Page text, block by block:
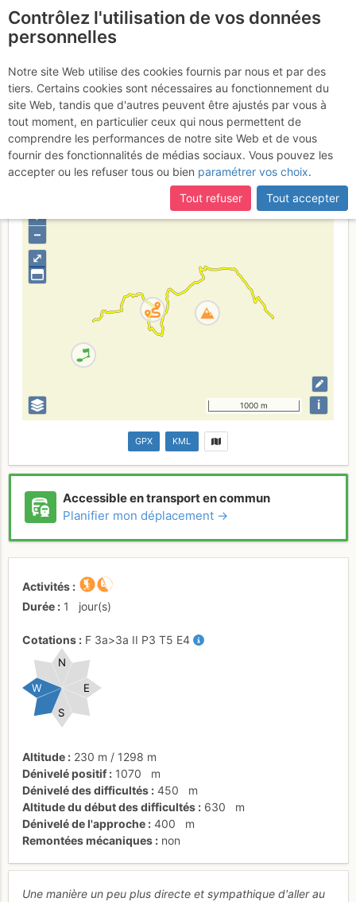
Néron : Face W par
le Grand Saut et l'Arête des
Écureuils
Chartreuse
⤢
+
–
1000 m i
GPX KML
Accessible en transport en commun
Planifier mon déplacement →
Activités
Durée
1 jour(s)
Cotations F 3a>3a II P3 T5 E4
E
W
S
N
Altitude 230 m / 1298 m
Dénivelé positif
1070
m
Dénivelé des difficultés
450
m
Altitude du début des difficultés
630
m
Dénivelé de l'approche
400
m
Remontées mécaniques
non
Une manière un peu plus directe et sympathique d'aller au
Contrôlez l'utilisation de vos données
personnelles
Notre site Web utilise des cookies fournis par nous et par des
tiers. Certains cookies sont nécessaires au fonctionnement du
site Web, tandis que d'autres peuvent être ajustés par vous à
tout moment, en particulier ceux qui nous permettent de
comprendre les performances de notre site Web et de vous
fournir des fonctionnalités de médias sociaux. Vous pouvez les
accepter ou les refuser tous ou bien paramétrer vos choix.
Tout refuser
Tout accepter